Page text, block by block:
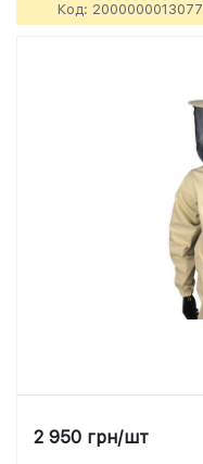
Код: 2000000013077
2 950 грн/шт